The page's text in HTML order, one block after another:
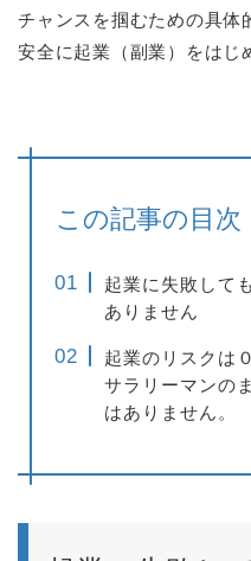
チャンスを掴むための具体
安全に起業（副業）をはじ
この記事の目次
起業に失敗して
ありません
起業のリスクは
サラリーマンの
はありません。